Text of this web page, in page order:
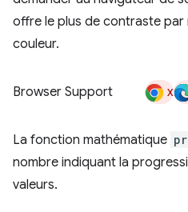
offre le plus de contraste
couleur.
Browser Support x
La fonction mathématique
nombre indiquant la
valeurs.